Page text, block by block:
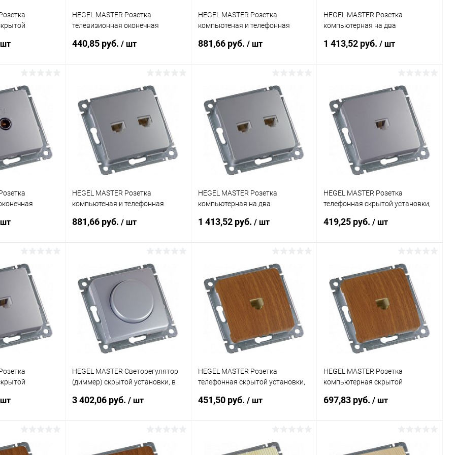
К сравнению
Недоступно
HEGEL MASTER Розетка
телевизионная оконечная
золото (РСТВ-401-07)
440,85 руб. / шт
Подписаться
Купить в 1 клик К сравнению
В избранное Недоступно
HEGEL MASTER Розетка
компьютеная и телефонная
золото (РСКТ-440-07)
881,66 руб. / шт
Подписаться
Купить в 1 клик К сравнению
В избранное Недоступно
HEGEL MASTER Розетка
компьютерная на два
установки, в рамку, золото
1 413,52 руб./ шт
Подписаться
Купить в 1 клик К сравнению
В избранное Недоступно
06)
К сравнению
Недоступно
HEGEL MASTER Розетка
компьютеная и телефонная
серебро (РСКТ-440-06)
881,66 руб. / шт
Подписаться
Купить в 1 клик К сравнению
В избранное Недоступно
HEGEL MASTER Розетка
компьютерная на два
установки, в рамку, серебро
1 413,52 руб. / шт
Подписаться
Купить в 1 клик К сравнению
В избранное Недоступно
HEGEL MASTER Розетка
телефонная скрытой установки,
419,25 руб./ шт
Подписаться
Купить в 1 клик К сравнению
В избранное Недоступно
HEGEL MASTER Светорегулятор
(диммер) скрытой установки, в
3 402,06 руб. / шт
Подписаться
HEGEL MASTER Розетка
телефонная скрытой установки,
451,50 руб. / шт
Подписаться
HEGEL MASTER Розетка
компьютерная скрытой
05)
697,83 руб./ шт
В корзину